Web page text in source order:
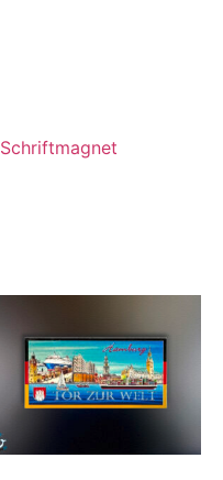
Schriftmagnet